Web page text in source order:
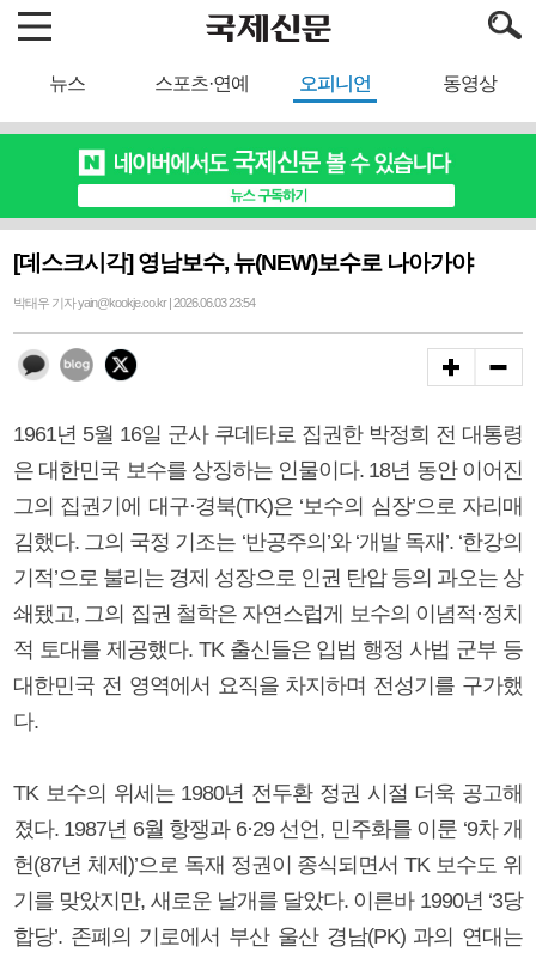
뉴스 스포츠·연예 오피니언 동영상
[데스크시각] 영남보수, 뉴(NEW)보수로 나아가야
박태우 기자 yain@kookje.co.kr | 2026.06.03 23:54
1961년 5월 16일 군사 쿠데타로 집권한 박정희 전 대통령
은 대한민국 보수를 상징하는 인물이다. 18년 동안 이어진
그의 집권기에 대구·경북(TK)은 ‘보수의 심장’으로 자리매
김했다. 그의 국정 기조는 ‘반공주의’와 ‘개발 독재’. ‘한강의
기적’으로 불리는 경제 성장으로 인권 탄압 등의 과오는 상
쇄됐고, 그의 집권 철학은 자연스럽게 보수의 이념적·정치
적 토대를 제공했다. TK 출신들은 입법 행정 사법 군부 등
대한민국 전 영역에서 요직을 차지하며 전성기를 구가했
다.
TK 보수의 위세는 1980년 전두환 정권 시절 더욱 공고해
졌다. 1987년 6월 항쟁과 6·29 선언, 민주화를 이룬 ‘9차 개
헌(87년 체제)’으로 독재 정권이 종식되면서 TK 보수도 위
기를 맞았지만, 새로운 날개를 달았다. 이른바 1990년 ‘3당
합당’. 존폐의 기로에서 부산 울산 경남(PK) 과의 연대는